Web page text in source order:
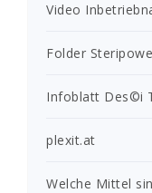
Video
Folder
Infoblatt Des©i
plexit.at
Welche Mittel